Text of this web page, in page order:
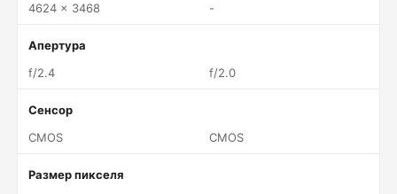
4624 x 3468
-
Апертура
f/2.4
f/2.0
Сенсор
CMOS
CMOS
Размер пикселя